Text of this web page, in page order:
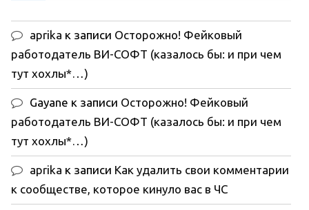
aprika к записи Осторожно! Фейковый
работодатель ВИ-СОФТ (казалось бы: и при чем
тут хохлы*…)
Gayane к записи Осторожно! Фейковый
работодатель ВИ-СОФТ (казалось бы: и при чем
тут хохлы*…)
aprika к записи Как удалить свои комментарии
к сообществе, которое кинуло вас в ЧС